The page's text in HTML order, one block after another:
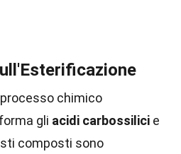
chimico
gli acidi carbossilici e
composti sono